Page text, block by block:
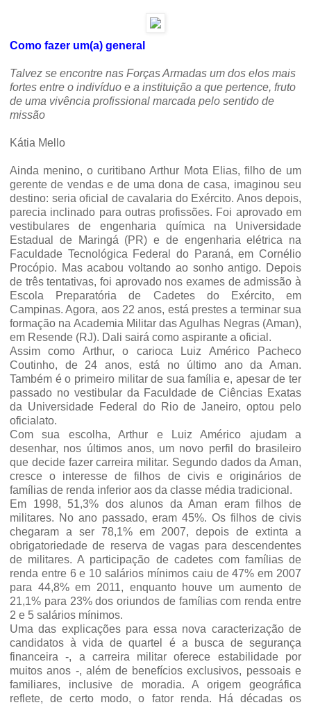
Como fazer um(a) general
Talvez se encontre nas Forças Armadas um dos elos mais
fortes entre o indivíduo e a instituição a que pertence, fruto
de uma vivência profissional marcada pelo sentido de
missão
Kátia Mello
Ainda menino, o curitibano Arthur Mota Elias, filho de um
gerente de vendas e de uma dona de casa, imaginou seu
destino: seria oficial de cavalaria do Exército. Anos depois,
parecia inclinado para outras profissões. Foi aprovado em
vestibulares de engenharia química na Universidade
Estadual de Maringá (PR) e de engenharia elétrica na
Faculdade Tecnológica Federal do Paraná, em Cornélio
Procópio. Mas acabou voltando ao sonho antigo. Depois
de três tentativas, foi aprovado nos exames de admissão à
Escola Preparatória de Cadetes do Exército, em
Campinas. Agora, aos 22 anos, está prestes a terminar sua
formação na Academia Militar das Agulhas Negras (Aman),
em Resende (RJ). Dali sairá como aspirante a oficial.
Assim como Arthur, o carioca Luiz Américo Pacheco
Coutinho, de 24 anos, está no último ano da Aman.
Também é o primeiro militar de sua família e, apesar de ter
passado no vestibular da Faculdade de Ciências Exatas
da Universidade Federal do Rio de Janeiro, optou pelo
oficialato.
Com sua escolha, Arthur e Luiz Américo ajudam a
desenhar, nos últimos anos, um novo perfil do brasileiro
que decide fazer carreira militar. Segundo dados da Aman,
cresce o interesse de filhos de civis e originários de
famílias de renda inferior aos da classe média tradicional.
Em 1998, 51,3% dos alunos da Aman eram filhos de
militares. No ano passado, eram 45%. Os filhos de civis
chegaram a ser 78,1% em 2007, depois de extinta a
obrigatoriedade de reserva de vagas para descendentes
de militares. A participação de cadetes com famílias de
renda entre 6 e 10 salários mínimos caiu de 47% em 2007
para 44,8% em 2011, enquanto houve um aumento de
21,1% para 23% dos oriundos de famílias com renda entre
2 e 5 salários mínimos.
Uma das explicações para essa nova caracterização de
candidatos à vida de quartel é a busca de segurança
financeira -, a carreira militar oferece estabilidade por
muitos anos -, além de benefícios exclusivos, pessoais e
familiares, inclusive de moradia. A origem geográfica
reflete, de certo modo, o fator renda. Há décadas os